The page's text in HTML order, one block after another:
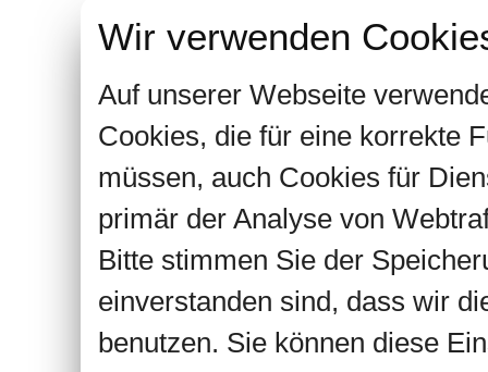
Wir verwenden
Auf unserer Webseite
Cookies, die für eine korrekte
müssen, auch Cookies für
primär der Analyse von
Bitte stimmen Sie der
einverstanden sind, dass wir
benutzen. Sie können diese